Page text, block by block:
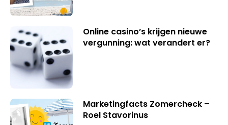
Online casino’s krijgen nieuwe
vergunning: wat verandert er?
Marketingfacts Zomercheck –
Roel Stavorinus